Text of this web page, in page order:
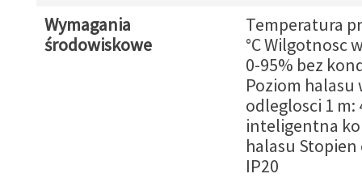
Wymagania
środowiskowe
Temperatura
°C Wilgotnosc
0-95% bez
Poziom halasu
odleglosci 1 m:
inteligentna
halasu
IP20